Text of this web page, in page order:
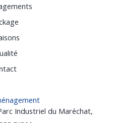
Industriel du Maréchat,